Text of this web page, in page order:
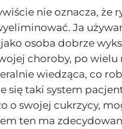
nie oznacza, że
Ja
osoba dobrze
choroby, po wielu
wiedząca, co
się taki system
o swojej cukrzycy,
ten ma